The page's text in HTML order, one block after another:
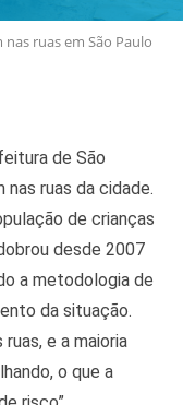
ruas em São Paulo
de São
nas ruas da cidade.
de crianças
desde 2007
a metodologia de
da situação.
e a maioria
o que a